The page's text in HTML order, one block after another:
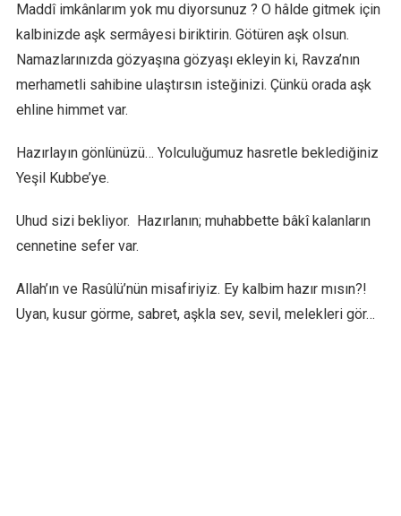
Maddî imkânlarım yok mu diyorsunuz ? O hâlde gitmek için
kalbinizde aşk sermâyesi biriktirin. Götüren aşk olsun.
Namazlarınızda gözyaşına gözyaşı ekleyin ki, Ravza’nın
merhametli sahibine ulaştırsın isteğinizi. Çünkü orada aşk
ehline himmet var.
Hazırlayın gönlünüzü… Yolculuğumuz hasretle beklediğiniz
Yeşil Kubbe’ye.
Uhud sizi bekliyor. Hazırlanın; muhabbette bâkî kalanların
cennetine sefer var.
Allah’ın ve Rasûlü’nün misafiriyiz. Ey kalbim hazır mısın?!
Uyan, kusur görme, sabret, aşkla sev, sevil, melekleri gör…